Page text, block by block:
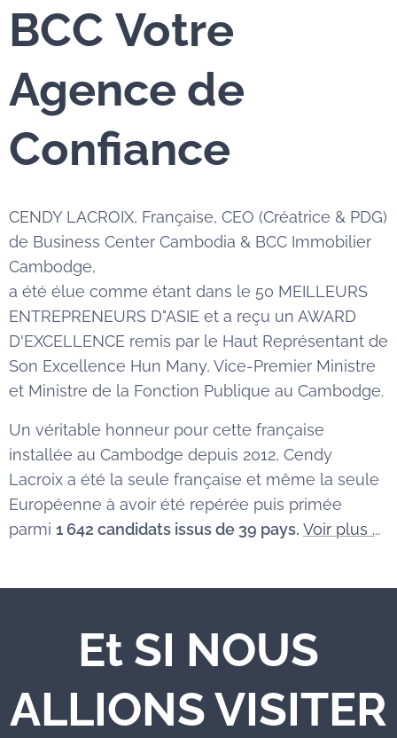
BCC Votre
Agence de
Confiance
CENDY LACROIX, Française, CEO (Créatrice & PDG)
de Business Center Cambodia & BCC Immobilier
Cambodge,
a été élue comme étant dans le 50 MEILLEURS
ENTREPRENEURS D"ASIE et a reçu un AWARD
D'EXCELLENCE remis par le Haut Représentant de
Son Excellence Hun Many, Vice-Premier Ministre
et Ministre de la Fonction Publique au Cambodge.
Un véritable honneur pour cette française
installée au Cambodge depuis 2012, Cendy
Lacroix a été la seule française et même la seule
Européenne à avoir été repérée puis primée
parmi 1 642 candidats issus de 39 pays. Voir plus ...
Et SI NOUS
ALLIONS VISITER